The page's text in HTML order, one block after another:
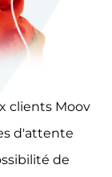
clients Moov
d'attente
de